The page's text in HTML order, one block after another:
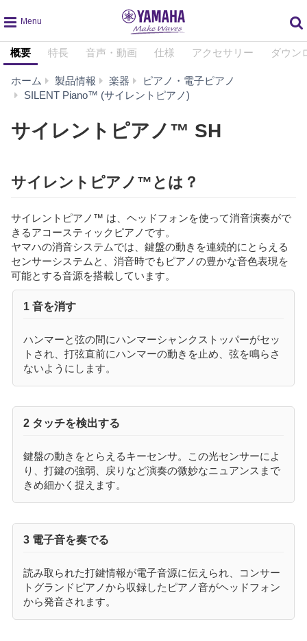
global
navigation
概要 特長 音声・動画 仕様 アクセサリー ダウン
ホーム 製品情報 楽器
ピアノ・電子ピアノ
SILENT Piano™ (サイレントピアノ)
レ
ン
ア
SH
サイレントピアノ™ SH
サイレントピアノ™とは？
サイレントピアノ™ は、ヘッドフォンを使って消音演奏がで
きるアコースティックピアノです。
ヤマハの消音システムでは、鍵盤の動きを連続的にとらえる
センサーシステムと、消音時でもピアノの豊かな音色表現を
可能とする音源を搭載しています。
1 音を消す
ハンマーと弦の間にハンマーシャンクストッパーがセッ
トされ、打弦直前にハンマーの動きを止め、弦を鳴らさ
ないようにします。
2 タッチを検出する
鍵盤の動きをとらえるキーセンサ。この光センサーによ
り、打鍵の強弱、戻りなど演奏の微妙なニュアンスまで
きめ細かく捉えます。
3 電子音を奏でる
読み取られた打鍵情報が電子音源に伝えられ、コンサー
トグランドピアノから収録したピアノ音がヘッドフォン
から発音されます。